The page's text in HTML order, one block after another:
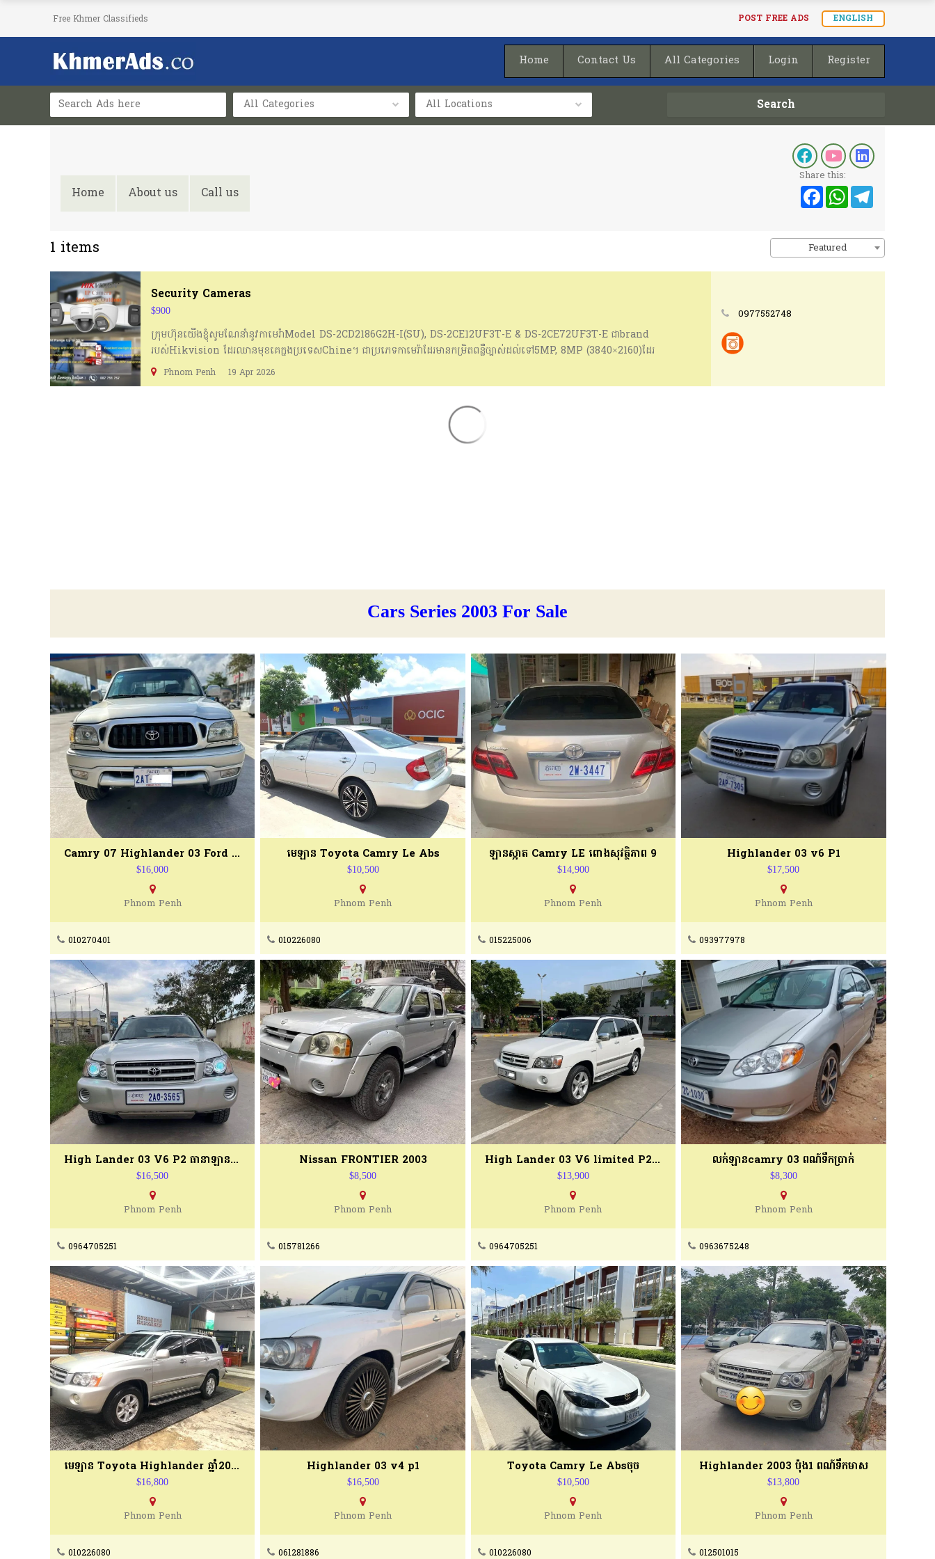
POST FREE ADS ENGLISH
Free Khmer Classifieds
Home Contact Us All Categories Login Register
All Categories All Locations Search
Home About us Call us
Share this:
Facebook
Featured
1 items
Security Cameras
$900
ក្រុមហ៊ុនយើងខ្ញុំសូមណែនាំនូវកាមេរ៉ាModel DS-2CD2186G2H-I(SU), DS-2CE12UF3T-E & DS-2CE72UF3T-E ជាbrand
របស់Hikvision ដែរឈានមុខគេក្នុងប្រទេសChine។ ជាប្រភេទកាមេរ៉ាដែរមានកម្រិតពន្លឺច្បាស់ដល់ទៅ5MP, 8MP (3840×2160)ដែរ
មាន2.8MM, 3.6MM & 6MM lens។ចម្ងាយIR រហូតដល់40 m សម្រាប់ខ្សែរNetwork រឺភ្ជាប់ជាមួយWiFi។ Models ទាំងអស់នេះអាចបំពាក់
តាមផ្ទះក្រុមហ៊ុន សណ្ធាគារ រោងចក្រ រីសត និង សំណង់អាគារនានា។ ☎️ពត៍មានបន្ថែមសូមទំនាក់ទំនង 📞 087 751 757 (Telegram) Channel
ពិសេស👍👍🎉 📍 ក្បែរឃ្លាំងរំសេវថ្មី (សែនសុខ) ជិតអ៊ីអន 2 #Cambodia #Hikvision #Camera
Phnom Penh 19 Apr 2026
0977552748
Cars Series 2003 For Sale
Camry 07 Highlander 03 Ford 13 - Cheap Cars
$16,000
Phnom Penh
010270401
មេឡាន Toyota Camry Le Abs
$10,500
Phnom Penh
010226080
ឡានស្អាត Camry LE ពោងសុវត្ថិភាព 9
$14,900
Phnom Penh
015225006
Highlander 03 v6 P1
$17,500
Phnom Penh
093977978
High Lander 03 V6 P2 ធានាឡានស្អាត
$16,500
Phnom Penh
0964705251
Nissan FRONTIER 2003
$8,500
Phnom Penh
015781266
High Lander 03 V6 limited P2 Full
$13,900
Phnom Penh
0964705251
លក់ឡានcamry 03 ពណ៍ទឹកប្រាក់
$8,300
Phnom Penh
0963675248
មេឡាន Toyota Highlander ឆ្នាំ2003
$16,800
Phnom Penh
010226080
Highlander 03 v4 p1
$16,500
Phnom Penh
061281886
Toyota Camry Le Absចុច
$10,500
Phnom Penh
010226080
Highlander 2003 ប៉ុង1 ពណ៍ទឹកមាស
$13,800
Phnom Penh
012501015